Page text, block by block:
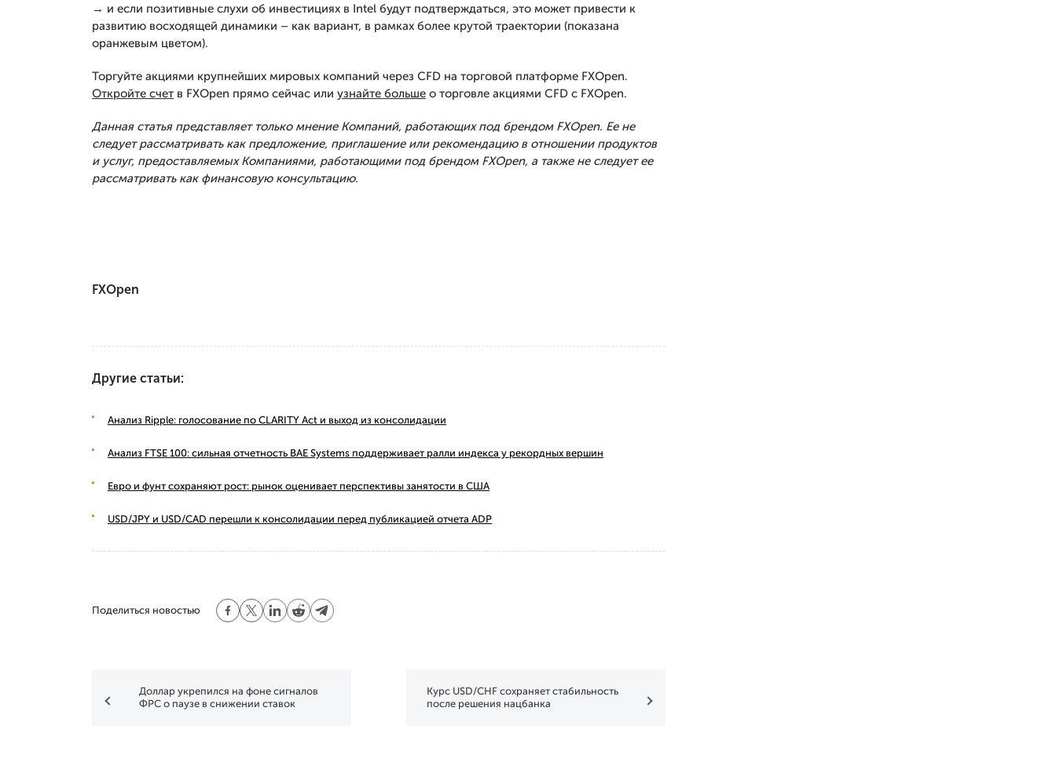
→ и если позитивные слухи об инвестициях в Intel будут подтверждаться, это может привести к
развитию восходящей динамики – как вариант, в рамках более крутой траектории (показана
оранжевым цветом).
Торгуйте акциями крупнейших мировых компаний через CFD на торговой платформе FXOpen.
Откройте счет в FXOpen прямо сейчас или узнайте больше о торговле акциями CFD с FXOpen.
Данная статья представляет только мнение Компаний, работающих под брендом FXOpen. Ее не
следует рассматривать как предложение, приглашение или рекомендацию в отношении продуктов
и услуг, предоставляемых Компаниями, работающими под брендом FXOpen, а также не следует ее
рассматривать как финансовую консультацию.
FXOpen
Другие статьи:
Анализ Ripple: голосование по CLARITY Act и выход из консолидации
Анализ FTSE 100: сильная отчетность BAE Systems поддерживает ралли индекса у рекордных вершин
Евро и фунт сохраняют рост: рынок оценивает перспективы занятости в США
USD/JPY и USD/CAD перешли к консолидации перед публикацией отчета ADP
Поделиться новостью
Доллар укрепился на фоне сигналов
ФРС о паузе в снижении ставок
Курс USD/CHF сохраняет стабильность
после решения нацбанка